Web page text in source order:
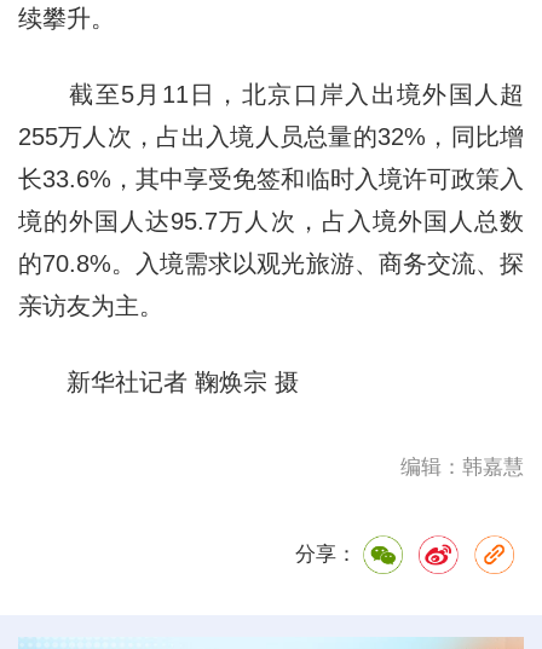
续攀升。
截至5月11日，北京口岸入出境外国人超
255万人次，占出入境人员总量的32%，同比增
长33.6%，其中享受免签和临时入境许可政策入
境的外国人达95.7万人次，占入境外国人总数
的70.8%。入境需求以观光旅游、商务交流、探
亲访友为主。
新华社记者 鞠焕宗 摄
编辑：韩嘉慧
分享：